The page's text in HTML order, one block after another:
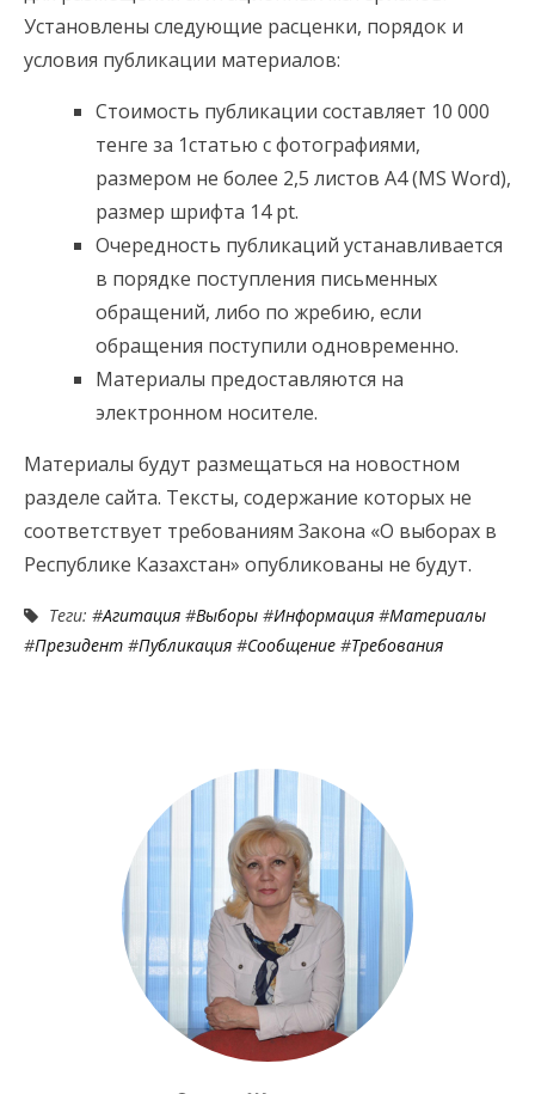
Установлены следующие расценки, порядок и
условия публикации материалов:
Стоимость публикации составляет 10 000
тенге за 1статью с фотографиями,
размером не более 2,5 листов А4 (MS Word),
размер шрифта 14 pt.
Очередность публикаций устанавливается
в порядке поступления письменных
обращений, либо по жребию, если
обращения поступили одновременно.
Материалы предоставляются на
электронном носителе.
Материалы будут размещаться на новостном
разделе сайта. Тексты, содержание которых не
соответствует требованиям Закона «О выборах в
Республике Казахстан» опубликованы не будут.
Теги: #Агитация #Выборы #Информация #Материалы
#Президент #Публикация #Сообщение #Требования